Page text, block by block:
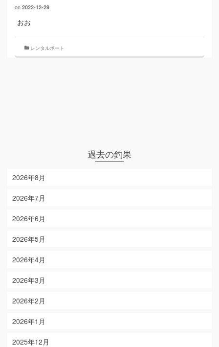
on 2022-12-29
おお
レンタルボート
過去の釣果
2026年8月
2026年7月
2026年6月
2026年5月
2026年4月
2026年3月
2026年2月
2026年1月
2025年12月